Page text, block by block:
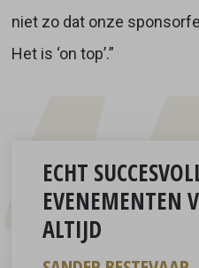
niet zo dat onze
Het is ‘on top’.”
ECHT
EVENEMENTEN
ALTIJD